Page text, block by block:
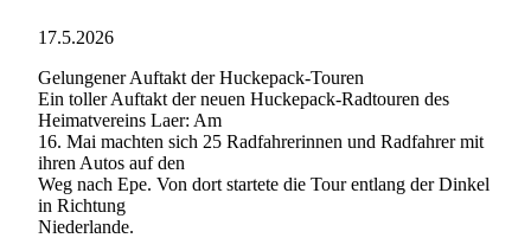
17.5.2026
Gelungener Auftakt der Huckepack-Touren
Ein toller Auftakt der neuen Huckepack-Radtouren des
Heimatvereins Laer: Am
16. Mai machten sich 25 Radfahrerinnen und Radfahrer mit
ihren Autos auf den
Weg nach Epe. Von dort startete die Tour entlang der Dinkel
in Richtung
Niederlande.